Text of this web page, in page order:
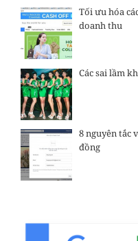
Tối ưu hóa
doanh thu
Các sai lầm
8 nguyên tắc
đồng